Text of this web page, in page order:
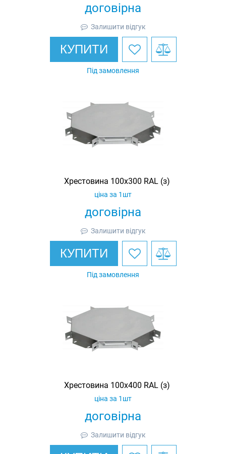
договірна
Залишити відгук
КУПИТИ
Під замовлення
Хрестовина 100х300 RAL (з)
договірна
ціна за 1шт
Залишити відгук
КУПИТИ
Під замовлення
Хрестовина 100х400 RAL (з)
договірна
ціна за 1шт
Залишити відгук